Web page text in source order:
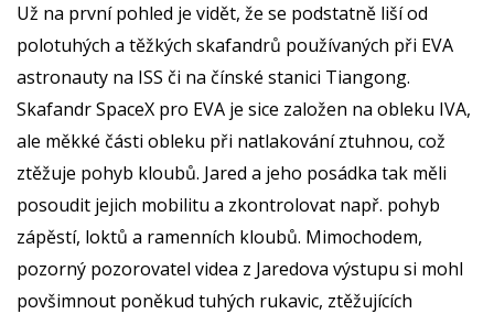
Už na první pohled je vidět, že se podstatně liší od
polotuhých a těžkých skafandrů používaných při EVA
astronauty na ISS či na čínské stanici Tiangong.
Skafandr SpaceX pro EVA je sice založen na obleku IVA,
ale měkké části obleku při natlakování ztuhnou, což
ztěžuje pohyb kloubů. Jared a jeho posádka tak měli
posoudit jejich mobilitu a zkontrolovat např. pohyb
zápěstí, loktů a ramenních kloubů. Mimochodem,
pozorný pozorovatel videa z Jaredova výstupu si mohl
povšimnout poněkud tuhých rukavic, ztěžujících